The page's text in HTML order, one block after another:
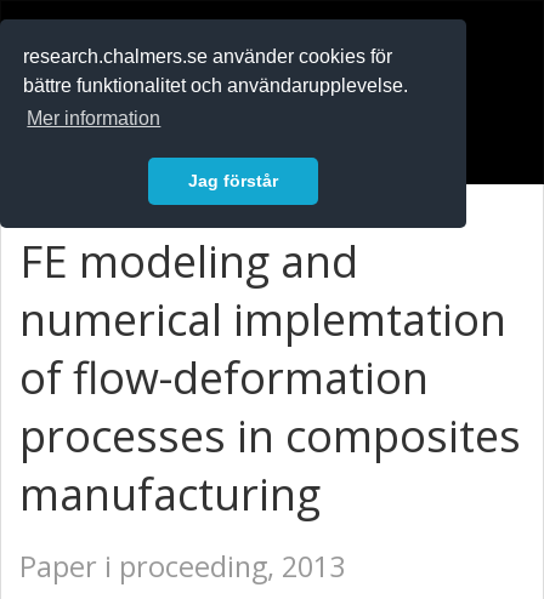
research.chalmers.se använder cookies för
bättre funktionalitet och användarupplevelse.
Mer information
Jag förstår
FE modeling and
numerical implemtation
of flow-deformation
processes in composites
manufacturing
Paper i proceeding, 2013